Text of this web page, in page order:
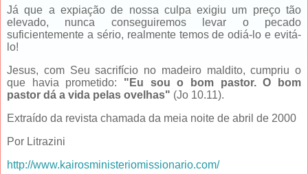
Já que a expiação de nossa culpa exigiu um preço tão
elevado, nunca conseguiremos levar o pecado
suficientemente a sério, realmente temos de odiá-lo e evitá-
lo!
Jesus, com Seu sacrifício no madeiro maldito, cumpriu o
que havia prometido: "Eu sou o bom pastor. O bom
pastor dá a vida pelas ovelhas" (Jo 10.11).
Extraído da revista chamada da meia noite de abril de 2000
Por Litrazini
http://www.kairosministeriomissionario.com/